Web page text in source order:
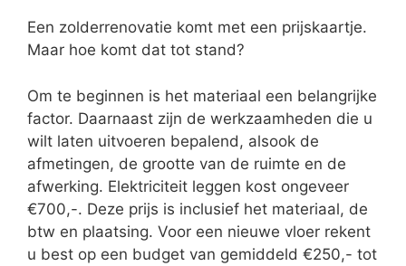
Een zolderrenovatie komt met een prijskaartje.
Maar hoe komt dat tot stand?
Om te beginnen is het materiaal een belangrijke
factor. Daarnaast zijn de werkzaamheden die u
wilt laten uitvoeren bepalend, alsook de
afmetingen, de grootte van de ruimte en de
afwerking. Elektriciteit leggen kost ongeveer
€700,-. Deze prijs is inclusief het materiaal, de
btw en plaatsing. Voor een nieuwe vloer rekent
u best op een budget van gemiddeld €250,- tot